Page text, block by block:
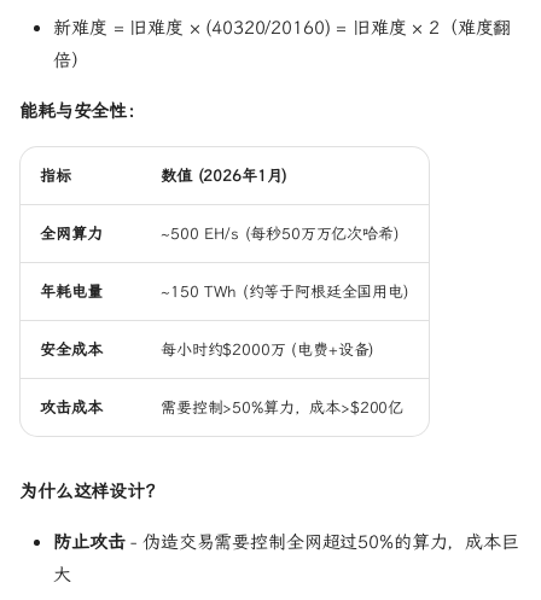
新难度 = 旧难度 × (40320/20160) = 旧难度 × 2（难度翻
倍）
能耗与安全性：
指标 数值 (2026年1月)
全网算力 ~500 EH/s (每秒50万万亿次哈希)
年耗电量 ~150 TWh (约等于阿根廷全国用电)
安全成本 每小时约$2000万 (电费+设备)
攻击成本 需要控制>50%算力，成本>$200亿
为什么这样设计？
防止攻击- 伪造交易需要控制全网超过50%的算力，成本巨
大